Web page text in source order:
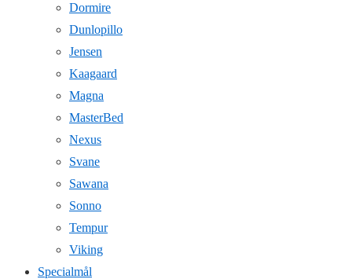
Dormire
Dunlopillo
Jensen
Kaagaard
Magna
MasterBed
Nexus
Svane
Sawana
Sonno
Tempur
Viking
Specialmål